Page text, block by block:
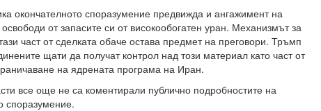
окончателното споразумение предвижда и ангажимент на
от запасите си от високообогатен уран. Механизмът за
част от сделката обаче остава предмет на преговори. Тръмп
щати да получат контрол над този материал като част от
на ядрената програма на Иран.
все още не са коментирали публично подробностите на
споразумение.